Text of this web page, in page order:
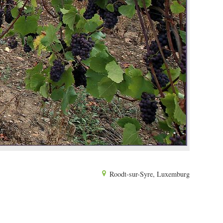
Roodt-sur-Syre, Luxemburg